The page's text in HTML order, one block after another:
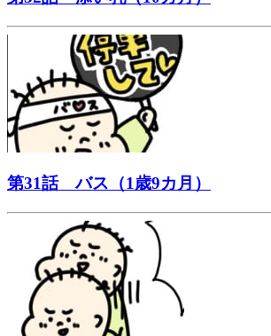
第31話 バス（1歳9カ月）